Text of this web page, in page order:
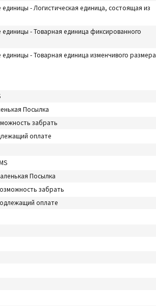
- Логистическая единица, состоящая из
- Товарная единица фиксированного
- Товарная единица изменчивого размера
Посылка
забрать
оплате
Посылка
забрать
оплате